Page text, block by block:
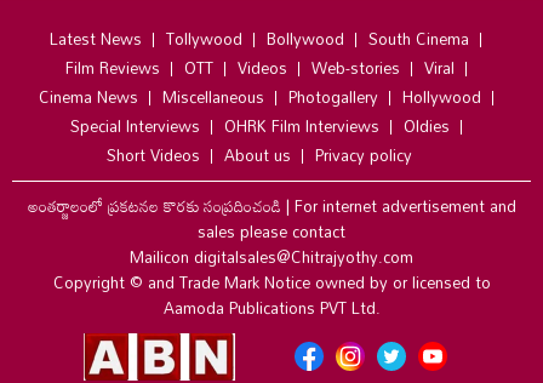
Latest News Tollywood Bollywood
South Cinema
Film Reviews
OTT Videos Web-stories
Viral
Cinema News
Miscellaneous Photogallery
Hollywood
Special Interviews
OHRK Film Interviews
Oldies
Short Videos
About us
Privacy policy
అంతర్జాలంలో ప్రకటనల కొరకు సంప్రదించండి|For internet advertisement and
sales please contact
Mailicon digitalsales@Chitrajyothy.com
Copyright © and Trade Mark Notice owned by or licensed to
Aamoda Publications PVT Ltd.